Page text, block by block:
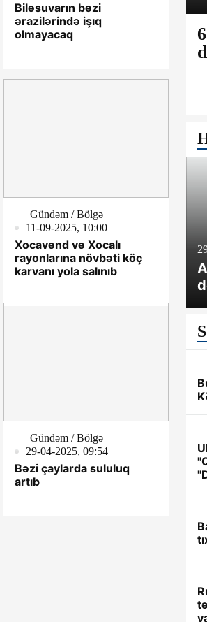
Biləsuvarın bəzi
ərazilərində işıq
olmayacaq
Gündəm / Bölgə
11-09-2025, 10:00
Xocavənd və Xocalı
rayonlarına növbəti köç
karvanı yola salınıb
Gündəm / Bölgə
29-04-2025, 09:54
Bəzi çaylarda sululuq
artıb